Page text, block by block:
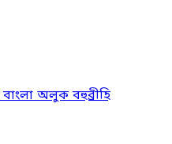
বাংলা অলুক বহুব্রীহি